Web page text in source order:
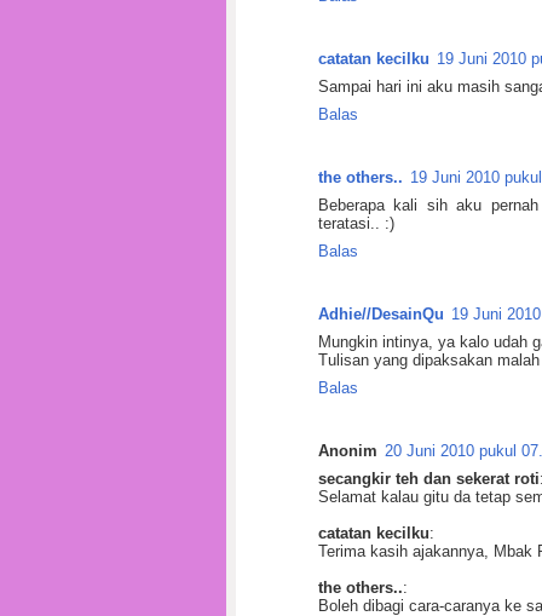
catatan kecilku 19 Juni 2010
Sampai hari ini aku masih
Balas
the others.. 19 Juni 2010
Beberapa kali sih aku
teratasi.. :)
Balas
Adhie//DesainQu 19 Juni
Mungkin intinya, ya kalo udah
Tulisan yang dipaksakan
Balas
Anonim 20 Juni 2010 pukul
secangkir teh dan sekerat roti
Selamat kalau gitu da tetap
catatan kecilku:
Terima kasih ajakannya, Mbak
the others..:
Boleh dibagi cara-caranya ke